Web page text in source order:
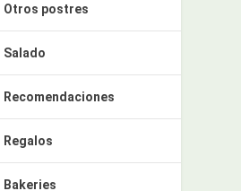
Otros postres
Salado
Recomendaciones
Regalos
Bakeries